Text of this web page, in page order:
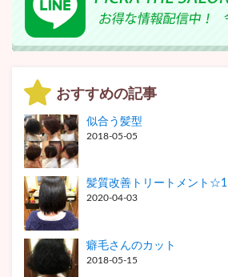
おすすめの記事
似合う髪型
2018-05-05
髪質改善トリートメント☆1
2020-04-03
癖毛さんのカット
2018-05-15